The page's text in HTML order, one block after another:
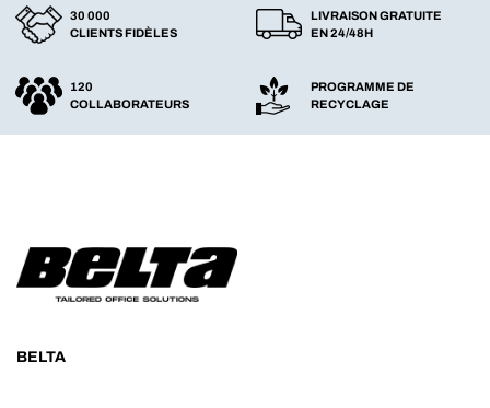
30 000
CLIENTS FIDÈLES
LIVRAISON GRATUITE
EN 24/48H
120
COLLABORATEURS
PROGRAMME DE
RECYCLAGE
BELTA